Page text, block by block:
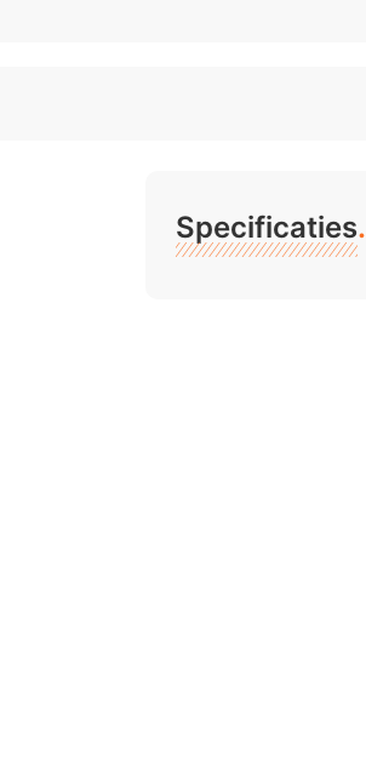
Specificaties.